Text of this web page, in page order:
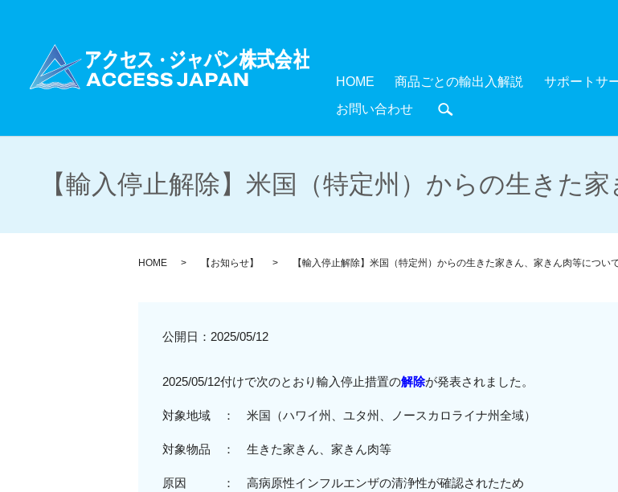
HOME 商品ごとの輸出入解説 サポートサ
お問い合わせ
【輸入停止解除】米国（特定州）からの生きた
HOME 【お知らせ】 【輸入停止解除】米国（特定州）からの生きた家きん、家きん肉等につい
公開日： 2025/05/12
2025/05/12付けで次のとおり輸入停止措置の解除が発表されました。
対象地域 ： 米国（ハワイ州、ユタ州、ノースカロライナ州全域）
対象物品 ： 生きた家きん、 家きん肉等
原因 ： 高病原性インフルエンザの清浄性が確認されたため